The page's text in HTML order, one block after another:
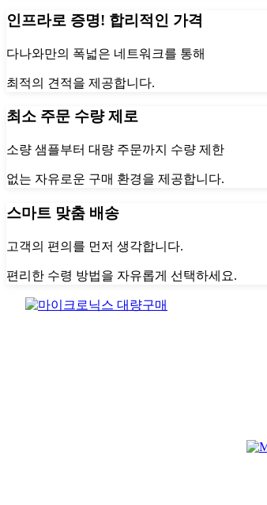
인프라로 증명! 합리적인 가격
다나와만의 폭넓은 네트워크를 통해
최적의 견적을 제공합니다.
최소 주문 수량 제로
소량 샘플부터 대량 주문까지 수량 제한
없는 자유로운 구매 환경을 제공합니다.
스마트 맞춤 배송
고객의 편의를 먼저 생각합니다.
편리한 수령 방법을 자유롭게 선택하세요.